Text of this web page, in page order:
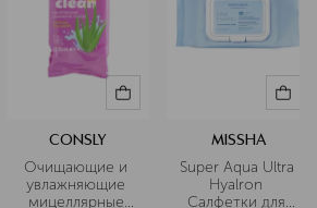
CONSLY
Очищающие и
увлажняющие
мицеллярные
MISSHA
Super Aqua Ultra
Hyalron
Салфетки для